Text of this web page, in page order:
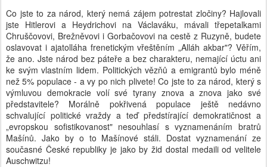
Co jste to za národ, který nemá zájem potrestat zločiny? Hajlovali
jste Hitlerovi a Heydrichovi na Václaváku, mávali třepetalkami
Chruščovovi, Brežněvovi i Gorbačovovi na cestě z Ruzyně, budete
oslavovat i ajatolláha frenetickým vřeštěním „Alláh akbar"? Věřím,
že ano. Jste národ bez páteře a bez charakteru, nemající úctu ani
ke svým vlastním lidem. Politických vězňů a emigrantů bylo méně
než 5% populace - a vy po nich plivete! Co jste to za národ, který s
výmluvou demokracie volí své tyrany znova a znova jako své
představitele? Morálně pokřivená populace ještě nedávno
schvalující politické vraždy a teď předstírající demokratičnost a
„evropskou sofistikovanost" nesouhlasí s vyznamenáním bratrů
Mašínů. Jako by o to Mašínové stáli. Dostat vyznamenání ze
současné České republiky je jako by žid dostal medaili od velitele
Auschwitzu!